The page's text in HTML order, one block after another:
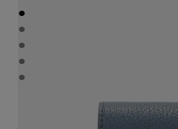
●
●
●
●
●